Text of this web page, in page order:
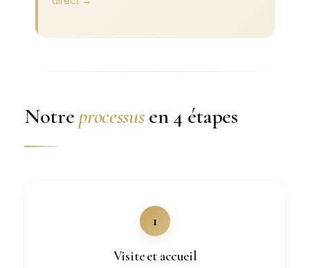
Notreprocessusen 4 étapes
1
Visite et accueil